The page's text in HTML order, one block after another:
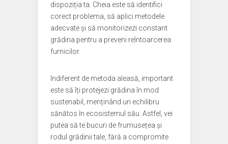
dispoziția ta. Cheia este să identifici
corect problema, să aplici metodele
adecvate și să monitorizezi constant
grădina pentru a preveni reîntoarcerea
furnicilor.
Indiferent de metoda aleasă, important
este să îți protejezi grădina în mod
sustenabil, menținând un echilibru
sănătos în ecosistemul său. Astfel, vei
putea să te bucuri de frumusețea și
rodul grădinii tale, fără a compromite